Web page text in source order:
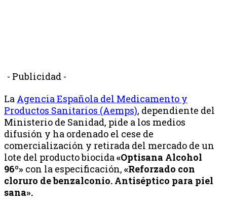
- Publicidad -
La Agencia Española del Medicamento y
Productos Sanitarios (Aemps), dependiente del
Ministerio de Sanidad, pide a los medios
difusión y ha ordenado el cese de
comercialización y retirada del mercado de un
lote del producto biocida«Optisana Alcohol
96º» con la especificación, «Reforzado con
cloruro de benzalconio. Antiséptico para piel
sana».